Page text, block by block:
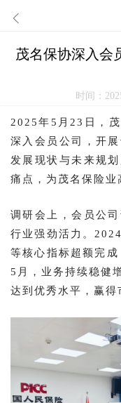
茂名保协深入会
时间：
2025年5月23日，
深入会员公司，开
发展现状与未来规
痛点，为茂名保险业
调研会上，会员公
行业强劲活力。
等核心指标超额完
5月，业务持续稳健
达到优秀水平，赢得